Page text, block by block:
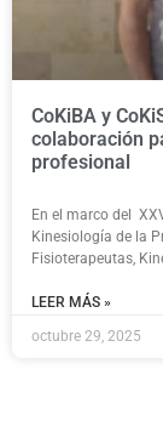
CoKiBA y
colaboración
profesional
En el marco del
Kinesiología de la
Fisioterapeutas,
LEER MÁS »
octubre 29, 2025